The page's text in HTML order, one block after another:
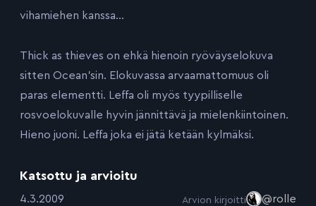
vihamiehen kanssa…
Thick as thieves on ehkä hienoin ryöväyselokuva
sitten Ocean’sin. Elokuvassa arvaamattomuus oli
paras elementti. Leffa oli myös tyypilliselle
rosvoelokuvalle hyvin jännittävä ja mielenkiintoinen.
Hieno juoni. Leffa joka ei jätä ketään kylmäksi.
Katsottu ja arvioitu
:4.3.2009 Arvion kirjoitti @rolle